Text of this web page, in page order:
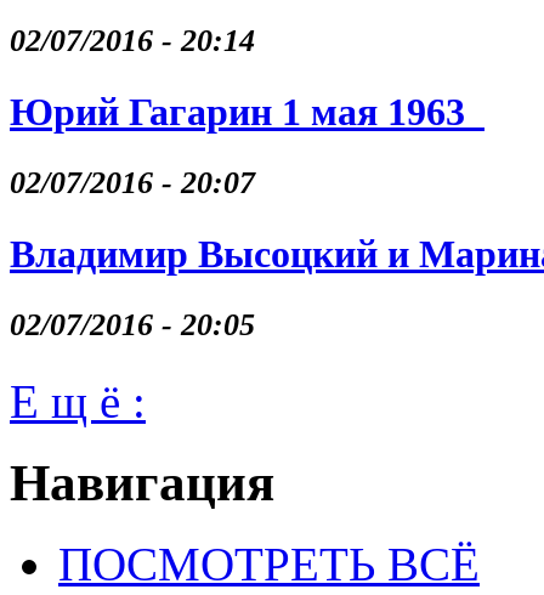
02/07/2016 - 20:14
Юрий Гагарин 1 мая 1963
02/07/2016 - 20:07
Владимир Высоцкий и
02/07/2016 - 20:05
Е щ ё :
Навигация
ПОСМОТРЕТЬ ВСЁ